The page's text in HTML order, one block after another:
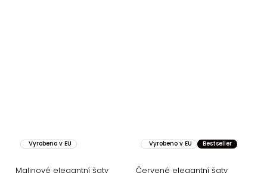
Vyrobeno v EU
Malinové elegantní šaty
Vyrobeno v EU Bestseller
Červené elegantní šaty